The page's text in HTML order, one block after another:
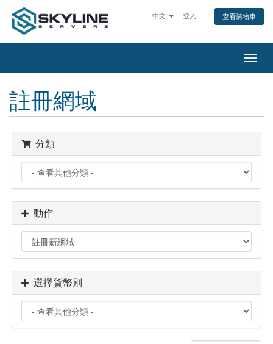
中文 登入 查看購物車
切
換
註冊網域
分類
動作
選擇貨幣別